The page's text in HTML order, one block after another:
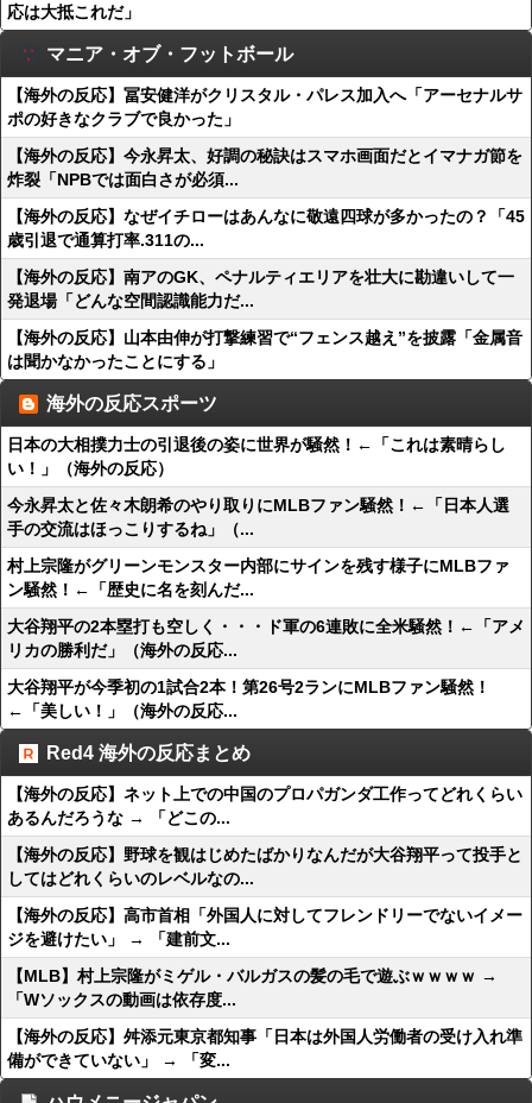
応は大抵これだ」
マニア・オブ・フットボール
【海外の反応】冨安健洋がクリスタル・パレス加入へ「アーセナルサ
ポの好きなクラブで良かった」
【海外の反応】今永昇太、好調の秘訣はスマホ画面だとイマナガ節を
炸裂「NPBでは面白さが必須...
【海外の反応】なぜイチローはあんなに敬遠四球が多かったの？「45
歳引退で通算打率.311の...
【海外の反応】南アのGK、ペナルティエリアを壮大に勘違いして一
発退場「どんな空間認識能力だ...
【海外の反応】山本由伸が打撃練習で“フェンス越え”を披露「金属音
は聞かなかったことにする」
海外の反応スポーツ
日本の大相撲力士の引退後の姿に世界が騒然！←「これは素晴らし
い！」（海外の反応）
今永昇太と佐々木朗希のやり取りにMLBファン騒然！←「日本人選
手の交流はほっこりするね」（...
村上宗隆がグリーンモンスター内部にサインを残す様子にMLBファ
ン騒然！←「歴史に名を刻んだ...
大谷翔平の2本塁打も空しく・・・ド軍の6連敗に全米騒然！←「アメ
リカの勝利だ」（海外の反応...
大谷翔平が今季初の1試合2本！第26号2ランにMLBファン騒然！
←「美しい！」（海外の反応...
Red4 海外の反応まとめ
【海外の反応】ネット上での中国のプロパガンダ工作ってどれくらい
あるんだろうな → 「どこの...
【海外の反応】野球を観はじめたばかりなんだが大谷翔平って投手と
してはどれくらいのレベルなの...
【海外の反応】高市首相「外国人に対してフレンドリーでないイメー
ジを避けたい」 → 「建前文...
【MLB】村上宗隆がミゲル・バルガスの髪の毛で遊ぶｗｗｗｗ →
「Wソックスの動画は依存度...
【海外の反応】舛添元東京都知事「日本は外国人労働者の受け入れ準
備ができていない」 → 「変...